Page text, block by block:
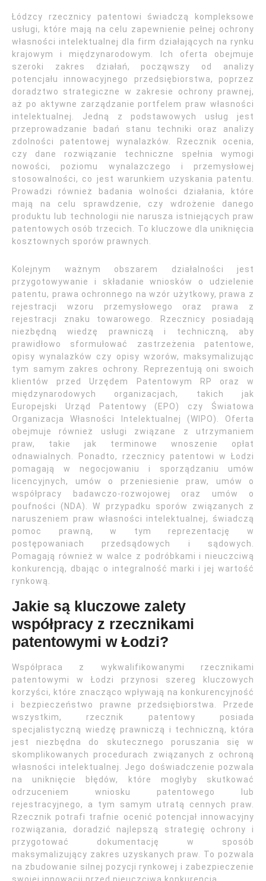
Łódzcy rzecznicy patentowi świadczą kompleksowe
usługi, które mają na celu zapewnienie pełnej ochrony
własności intelektualnej dla firm działających na rynku
krajowym i międzynarodowym. Ich oferta obejmuje
szeroki zakres działań, począwszy od analizy
potencjału innowacyjnego przedsiębiorstwa, poprzez
doradztwo strategiczne w zakresie ochrony prawnej,
aż po aktywne zarządzanie portfelem praw własności
intelektualnej. Jedną z podstawowych usług jest
przeprowadzanie badań stanu techniki oraz analizy
zdolności patentowej wynalazków. Rzecznik ocenia,
czy dane rozwiązanie techniczne spełnia wymogi
nowości, poziomu wynalazczego i przemysłowej
stosowalności, co jest warunkiem uzyskania patentu.
Prowadzi również badania wolności działania, które
mają na celu sprawdzenie, czy wdrożenie danego
produktu lub technologii nie narusza istniejących praw
patentowych osób trzecich. To kluczowe dla uniknięcia
kosztownych sporów prawnych.
Kolejnym ważnym obszarem działalności jest
przygotowywanie i składanie wniosków o udzielenie
patentu, prawa ochronnego na wzór użytkowy, prawa z
rejestracji wzoru przemysłowego oraz prawa z
rejestracji znaku towarowego. Rzecznicy posiadają
niezbędną wiedzę prawniczą i techniczną, aby
prawidłowo sformułować zastrzeżenia patentowe,
opisy wynalazków czy opisy wzorów, maksymalizując
tym samym zakres ochrony. Reprezentują oni swoich
klientów przed Urzędem Patentowym RP oraz w
międzynarodowych organizacjach, takich jak
Europejski Urząd Patentowy (EPO) czy Światowa
Organizacja Własności Intelektualnej (WIPO). Oferta
obejmuje również usługi związane z utrzymaniem
praw, takie jak terminowe wnoszenie opłat
odnawialnych. Ponadto, rzecznicy patentowi w Łodzi
pomagają w negocjowaniu i sporządzaniu umów
licencyjnych, umów o przeniesienie praw, umów o
współpracy badawczo-rozwojowej oraz umów o
poufności (NDA). W przypadku sporów związanych z
naruszeniem praw własności intelektualnej, świadczą
pomoc prawną, w tym reprezentację w
postępowaniach przedsądowych i sądowych.
Pomagają również w walce z podróbkami i nieuczciwą
konkurencją, dbając o integralność marki i jej wartość
rynkową.
Jakie są kluczowe zalety
współpracy z rzecznikami
patentowymi w Łodzi?
Współpraca z wykwalifikowanymi rzecznikami
patentowymi w Łodzi przynosi szereg kluczowych
korzyści, które znacząco wpływają na konkurencyjność
i bezpieczeństwo prawne przedsiębiorstwa. Przede
wszystkim, rzecznik patentowy posiada
specjalistyczną wiedzę prawniczą i techniczną, która
jest niezbędna do skutecznego poruszania się w
skomplikowanych procedurach związanych z ochroną
własności intelektualnej. Jego doświadczenie pozwala
na uniknięcie błędów, które mogłyby skutkować
odrzuceniem wniosku patentowego lub
rejestracyjnego, a tym samym utratą cennych praw.
Rzecznik potrafi trafnie ocenić potencjał innowacyjny
rozwiązania, doradzić najlepszą strategię ochrony i
przygotować dokumentację w sposób
maksymalizujący zakres uzyskanych praw. To pozwala
na zbudowanie silnej pozycji rynkowej i zabezpieczenie